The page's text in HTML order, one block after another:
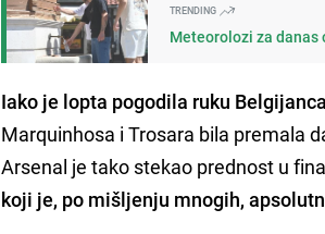
TRENDING
Meteorolozi za
Iako je lopta pogodila ruku Belgijanca
Marquinhosa i Trosara bila premala
Arsenal je tako stekao prednost u
koji je, po mišljenju mnogih,